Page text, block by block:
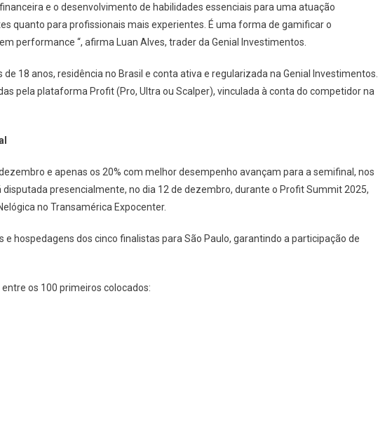
e o desenvolvimento de habilidades essenciais para uma atuação
quanto para profissionais mais experientes. É uma forma de gamificar o
performance “, afirma Luan Alves, trader da Genial Investimentos.
18 anos, residência no Brasil e conta ativa e regularizada na Genial Investimentos.
pela plataforma Profit (Pro, Ultra ou Scalper), vinculada à conta do competidor na
e apenas os 20% com melhor desempenho avançam para a semifinal, nos
presencialmente, no dia 12 de dezembro, durante o Profit Summit 2025,
no Transamérica Expocenter.
hospedagens dos cinco finalistas para São Paulo, garantindo a participação de
os 100 primeiros colocados: